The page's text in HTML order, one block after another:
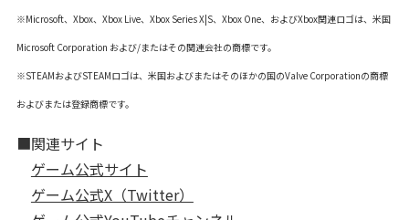
※Microsoft、Xbox、Xbox Live、Xbox Series X|S、Xbox One、およびXbox関連ロゴは、米国
Microsoft Corporation および/またはその関連会社の商標です。
※STEAMおよびSTEAMロゴは、米国およびまたはそのほかの国のValve Corporationの商標
およびまたは登録商標です。
■関連サイト
ゲーム公式サイト
ゲーム公式X（Twitter）